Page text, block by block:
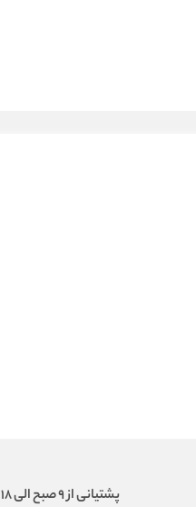
پشتیانی از 9 صبح الی 18 عصر